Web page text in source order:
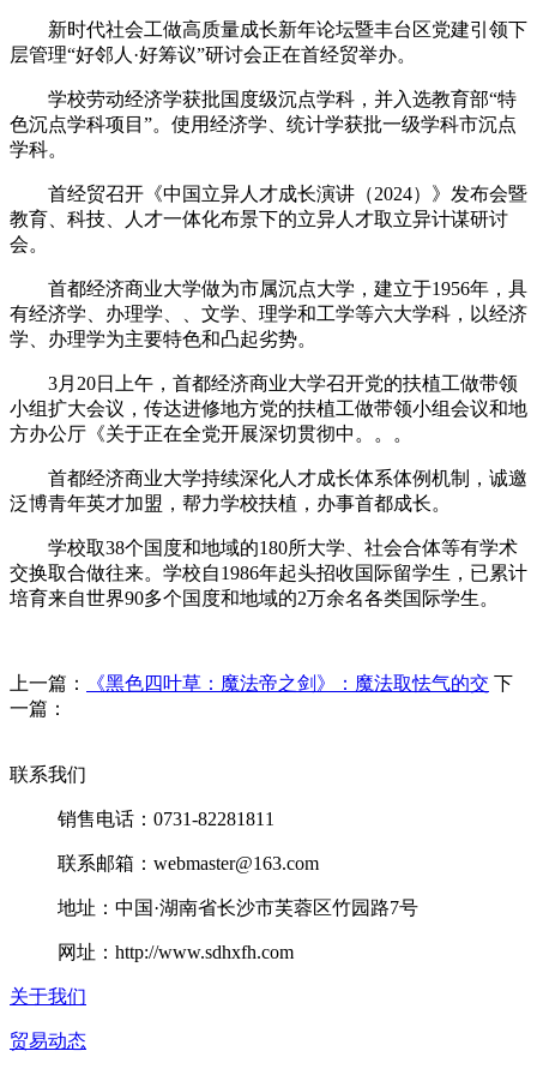
新时代社会工做高质量成长新年论坛暨丰台区党建引领下
层管理“好邻人·好筹议”研讨会正在首经贸举办。
学校劳动经济学获批国度级沉点学科，并入选教育部“特
色沉点学科项目”。使用经济学、统计学获批一级学科市沉点
学科。
首经贸召开《中国立异人才成长演讲（2024）》发布会暨
教育、科技、人才一体化布景下的立异人才取立异计谋研讨
会。
首都经济商业大学做为市属沉点大学，建立于1956年，具
有经济学、办理学、、文学、理学和工学等六大学科，以经济
学、办理学为主要特色和凸起劣势。
3月20日上午，首都经济商业大学召开党的扶植工做带领
小组扩大会议，传达进修地方党的扶植工做带领小组会议和地
方办公厅《关于正在全党开展深切贯彻中。。。
首都经济商业大学持续深化人才成长体系体例机制，诚邀
泛博青年英才加盟，帮力学校扶植，办事首都成长。
学校取38个国度和地域的180所大学、社会合体等有学术
交换取合做往来。学校自1986年起头招收国际留学生，已累计
培育来自世界90多个国度和地域的2万余名各类国际学生。
上一篇： 《黑色四叶草：魔法帝之剑》：魔法取怯气的交 下
一篇：
联系我们
销售电话：0731-82281811
联系邮箱：webmaster@163.com
地址：中国·湖南省长沙市芙蓉区竹园路7号
网址：http://www.sdhxfh.com
关于我们
贸易动态